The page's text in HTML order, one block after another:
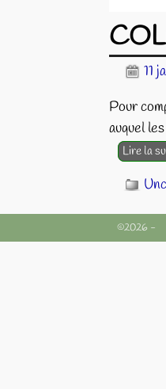
11
Pour
auquel
Lire la
©2026 -